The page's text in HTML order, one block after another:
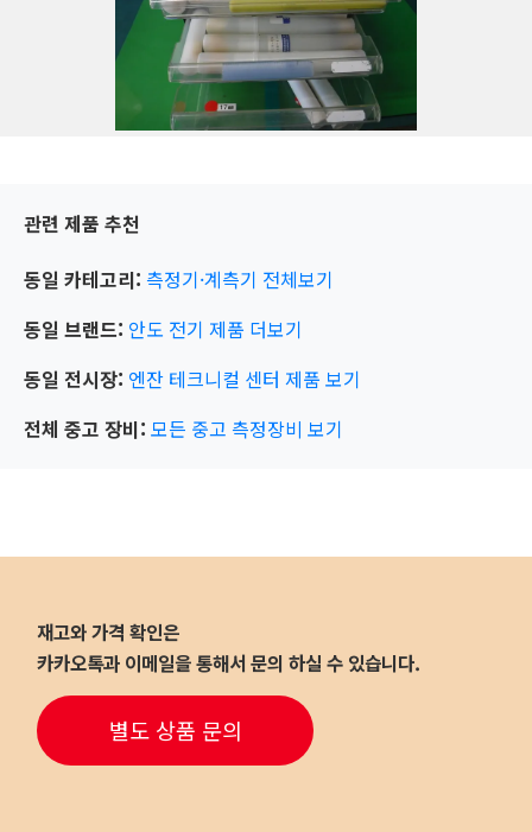
관련 제품 추천
동일 카테고리: 측정기·계측기 전체보기
동일 브랜드: 안도 전기 제품 더보기
동일 전시장: 엔잔 테크니컬 센터 제품 보기
전체 중고 장비: 모든 중고 측정장비 보기
재고와 가격 확인은
카카오톡과 이메일을 통해서 문의 하실 수 있습니다.
별도 상품 문의